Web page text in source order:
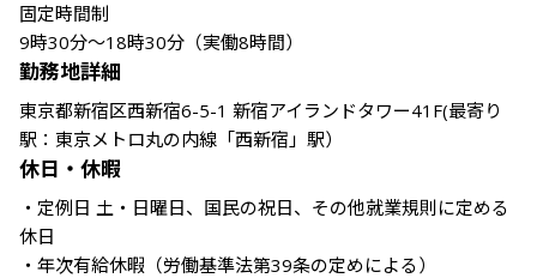
固定時間制
9時30分～18時30分（実働8時間）
勤務地詳細
東京都新宿区西新宿6-5-1 新宿アイランドタワー41F(最寄り
駅：東京メトロ丸の内線「西新宿」駅）
休日・休暇
・定例日 土・日曜日、国民の祝日、その他就業規則に定める
休日
・年次有給休暇（労働基準法第39条の定めによる）